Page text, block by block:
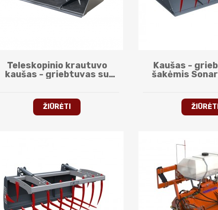
Teleskopinio krautuvo
kaušas - griebtuvas su
ŽIŪRĖTI
Kaušas -
šakėmis
ŽIŪRĖTI